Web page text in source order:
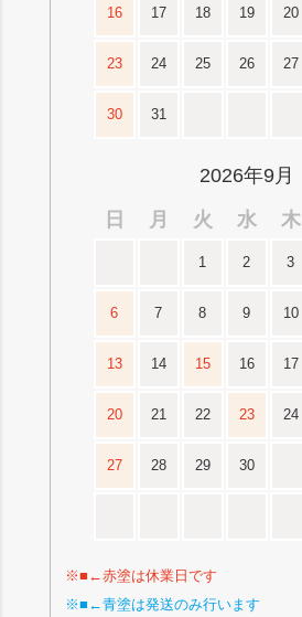
16 17 18 19 20
23 24 25 26 27
30 31
2026年9月
日
月 火 水 木
1 2 3
6 7 8 9 10
13 14 15 16 17
20 21 22 23 24
27 28 29 30
※■←赤塗は休業日です
※■←青塗は発送のみ行います